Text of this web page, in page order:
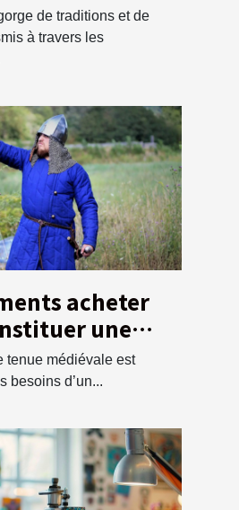
pour
semoule de
de traditions et de
à travers les
acheter
une
?
tenue médiévale est
besoins d’un...